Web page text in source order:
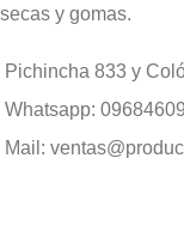
secas y gomas.
Pichincha 833 y
Whatsapp:
Mail: